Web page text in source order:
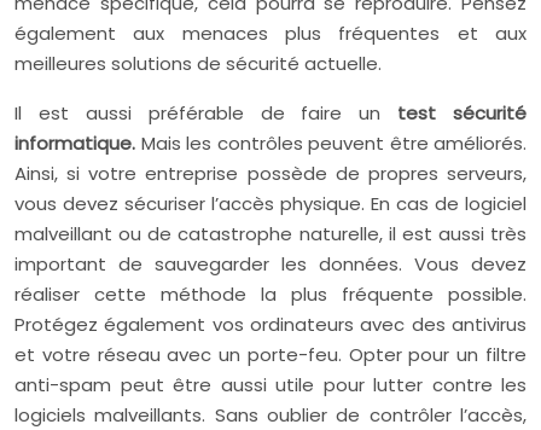
également aux menaces plus fréquentes et aux
meilleures solutions de sécurité actuelle.
Il est aussi préférable de faire un test sécurité
informatique. Mais les contrôles peuvent être améliorés.
Ainsi, si votre entreprise possède de propres serveurs,
vous devez sécuriser l’accès physique. En cas de logiciel
malveillant ou de catastrophe naturelle, il est aussi très
important de sauvegarder les données. Vous devez
réaliser cette méthode la plus fréquente possible.
Protégez également vos ordinateurs avec des antivirus
et votre réseau avec un porte-feu. Opter pour un filtre
anti-spam peut être aussi utile pour lutter contre les
logiciels malveillants. Sans oublier de contrôler l’accès,